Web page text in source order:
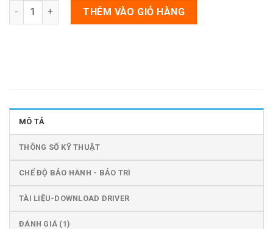
Số lượng THÊM VÀO GIỎ HÀNG
MÔ TẢ
THÔNG SỐ KỸ THUẬT
CHẾ ĐỘ BẢO HÀNH - BẢO TRÌ
TÀI LIỆU-DOWNLOAD DRIVER
ĐÁNH GIÁ (1)